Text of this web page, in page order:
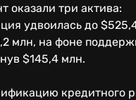
оказали три актива:
удвоилась до
млн, на фоне
$145,4 млн.
кредитного